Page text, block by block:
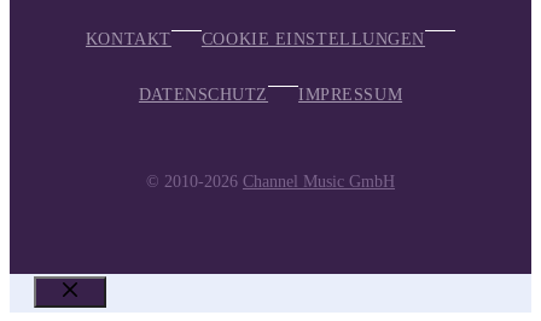
KONTAKT COOKIE EINSTELLUNGEN
DATENSCHUTZ IMPRESSUM
© 2010-2026 Channel Music GmbH
SCHLIESSEN